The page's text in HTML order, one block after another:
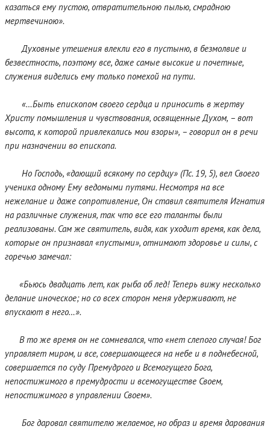
казаться ему пустою, отвратительною пылью, смрадною
мертвечиною».
Духовные утешения влекли его в пустыню, в безмолвие и
безвестность, поэтому все, даже самые высокие и почетные,
служения виделись ему только помехой на пути.
«…Быть епископом своего сердца и приносить в жертву
Христу помышления и чувствования, освященные Духом, – вот
высота, к которой привлекались мои взоры», – говорил он в речи
при назначении во епископа.
Но Господь, «дающий всякому по сердцу» (Пс. 19, 5), вел Своего
ученика одному Ему ведомыми путями. Несмотря на все
нежелание и даже сопротивление, Он ставил святителя Игнатия
на различные служения, так что все его таланты были
реализованы. Сам же святитель, видя, как уходит время, как дела,
которые он признавал «пустыми», отнимают здоровье и силы, с
горечью замечал:
«Бьюсь двадцать лет, как рыба об лед! Теперь вижу несколько
делание иноческое; но со всех сторон меня удерживают, не
впускают в него…».
В то же время он не сомневался, что «нет слепого случая! Бог
управляет миром, и все, совершающееся на небе и в поднебесной,
совершается по суду Премудрого и Всемогущего Бога,
непостижимого в премудрости и всемогуществе Своем,
непостижимого в управлении Своем».
Бог даровал святителю желаемое, но образ и время дарования